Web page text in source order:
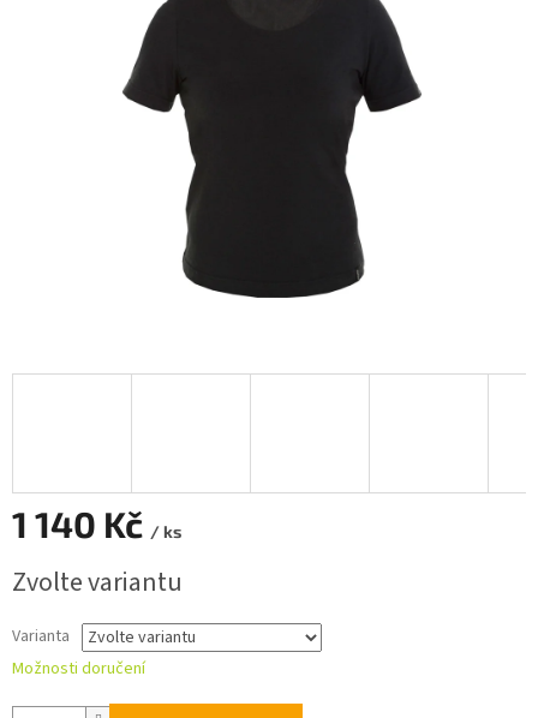
1 140 Kč / ks
cena:
Zvolte variantu
Varianta
Možnosti doručení